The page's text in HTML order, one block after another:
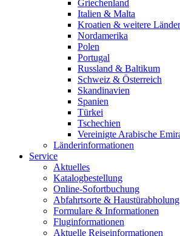
Griechenland
Italien & Malta
Kroatien & weitere
Nordamerika
Polen
Portugal
Russland & Baltikum
Schweiz & Österreich
Skandinavien
Spanien
Türkei
Tschechien
Vereinigte Arabische
Länderinformationen
Service
Aktuelles
Katalogbestellung
Online-Sofortbuchung
Abfahrtsorte & Haustürabholung
Formulare & Informationen
Fluginformationen
Aktuelle Reiseinformationen